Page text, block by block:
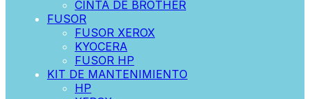
CINTA DE BROTHER
FUSOR
FUSOR XEROX
KYOCERA
FUSOR HP
KIT DE MANTENIMIENTO
HP